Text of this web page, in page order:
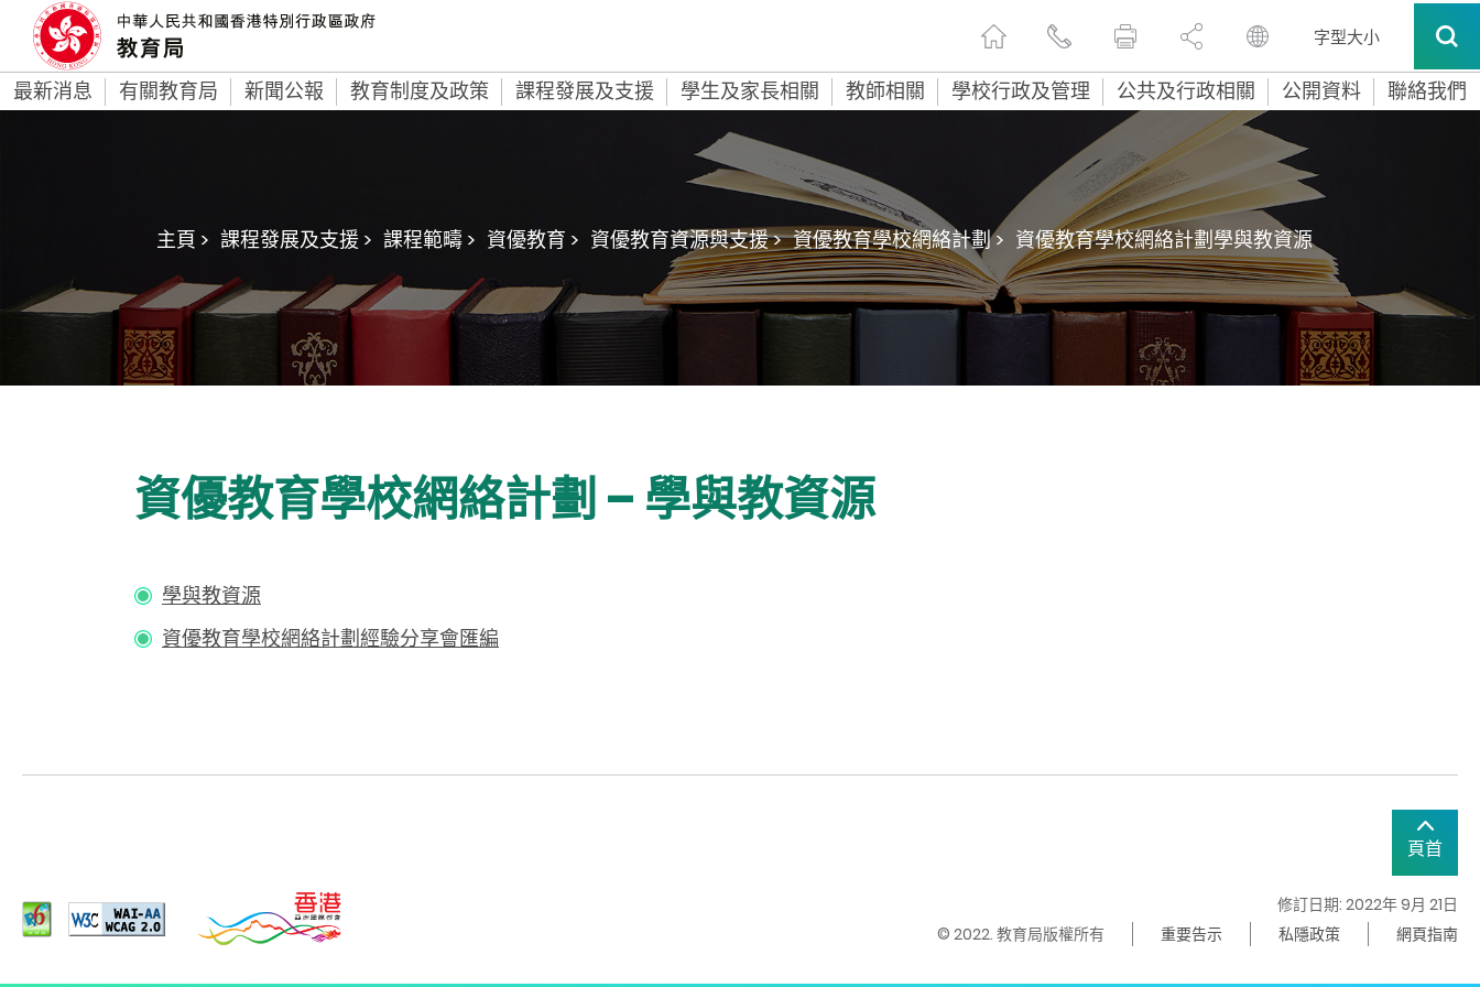
字型大小
最新消息 有關教育局 新聞公報 教育制度及政策 課程發展及支援 學生及家長相關 教師相關 學校行政及管理 公共及行政相關 公開資料 聯絡我們
主頁 > 課程發展及支援 > 課程範疇 > 資優教育 > 資優教育資源與支援 > 資優教育學校網絡計劃 > 資優教育學校網絡計劃學與教資源
資優教育學校網絡計劃 – 學與教資源
學與教資源
資優教育學校網絡計劃經驗分享會匯編
頁首
修訂日期: 2022年 9月 21日
© 2022. 教育局版權所有
重要告示 私隱政策 網頁指南